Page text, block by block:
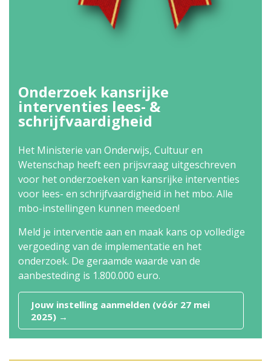
Onderzoek kansrijke
interventies lees- &
schrijfvaardigheid
Het Ministerie van Onderwijs, Cultuur en
Wetenschap heeft een prijsvraag uitgeschreven
voor het onderzoeken van kansrijke interventies
voor lees- en schrijfvaardigheid in het mbo. Alle
mbo-instellingen kunnen meedoen!
Meld je interventie aan en maak kans op volledige
vergoeding van de implementatie en het
onderzoek. De geraamde waarde van de
aanbesteding is 1.800.000 euro.
Jouw instelling aanmelden (vóór 27 mei
2025) →